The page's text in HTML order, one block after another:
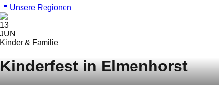
📍 Unsere Regionen
13
JUN
Kinder & Familie
Kinderfest in Elmenhorst